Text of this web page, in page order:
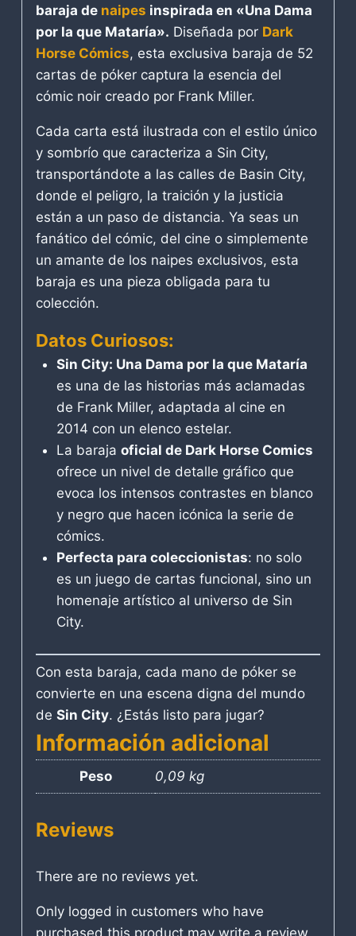
baraja de naipes inspirada en «Una Dama
por la que Mataría». Diseñada por Dark
Horse Cómics, esta exclusiva baraja de 52
cartas de póker captura la esencia del
cómic noir creado por Frank Miller.
Cada carta está ilustrada con el estilo único
y sombrío que caracteriza a Sin City,
transportándote a las calles de Basin City,
donde el peligro, la traición y la justicia
están a un paso de distancia. Ya seas un
fanático del cómic, del cine o simplemente
un amante de los naipes exclusivos, esta
baraja es una pieza obligada para tu
colección.
Datos Curiosos:
Sin City: Una Dama por la que Mataría
es una de las historias más aclamadas
de Frank Miller, adaptada al cine en
2014 con un elenco estelar.
La baraja oficial de Dark Horse Comics
ofrece un nivel de detalle gráfico que
evoca los intensos contrastes en blanco
y negro que hacen icónica la serie de
cómics.
Perfecta para coleccionistas: no solo
es un juego de cartas funcional, sino un
homenaje artístico al universo de Sin
City.
Con esta baraja, cada mano de póker se
convierte en una escena digna del mundo
de Sin City. ¿Estás listo para jugar?
Información adicional
Peso 0,09 kg
Reviews
There are no reviews yet.
Only logged in customers who have
purchased this product may write a review.